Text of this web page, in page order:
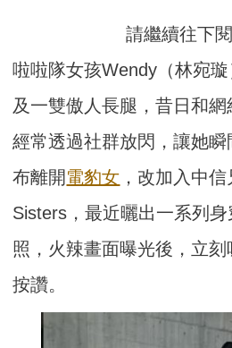
請繼續往下
啦啦隊女孩Wendy（林宛
及一雙傲人長腿，昔日和網
經常透過社群放閃，讓她
布離開 電豹女 ，改加入中
Sisters，最近曬出一系列身
照，火辣畫面曝光後，立
按讚。